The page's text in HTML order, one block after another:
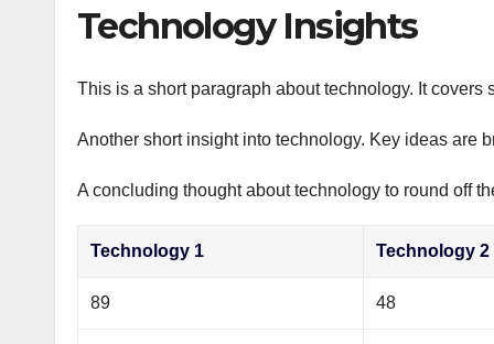
Technology Insights
This is a short paragraph about technology. It covers
Another short insight into technology. Key ideas are
A concluding thought about technology to round off
Technology 1 Technology 2
89 48